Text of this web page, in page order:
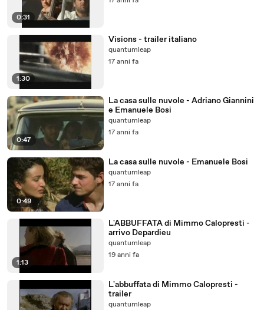
0:31
1:30
Visions - trailer italiano
quantumleap
17 anni fa
0:47
La casa sulle nuvole - Adriano Giannini
e Emanuele Bosi
quantumleap
17 anni fa
0:49
La casa sulle nuvole - Emanuele Bosi
quantumleap
17 anni fa
1:13
L'ABBUFFATA di Mimmo Calopresti -
arrivo Depardieu
quantumleap
19 anni fa
L'abbuffata di Mimmo Calopresti -
trailer
quantumleap